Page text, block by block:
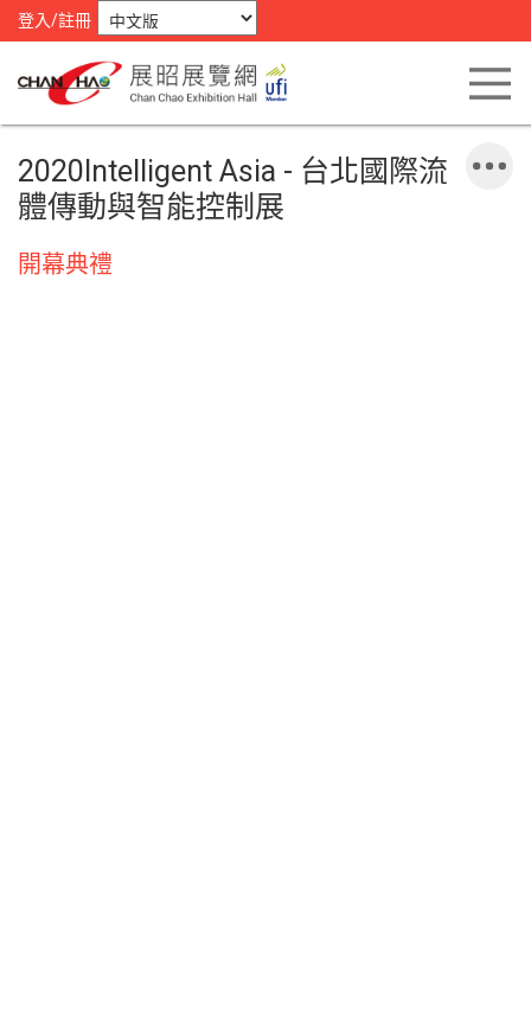
登入/註冊
2020Intelligent Asia - 台北國際流
體傳動與智能控制展
開幕典禮